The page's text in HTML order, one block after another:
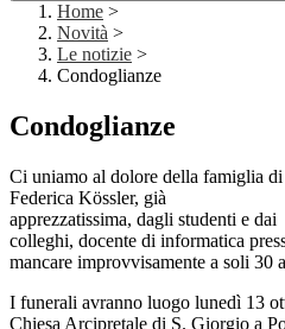
Home >
Novità >
Le notizie >
Condoglianze
Condoglianze
Ci uniamo al dolore della famiglia di
Federica Kössler, già
apprezzatissima, dagli studenti e dai
colleghi, docente di informatica
mancare improvvisamente a soli 30
I funerali avranno luogo lunedì 13
Chiesa Arcipretale di S. Giorgio a